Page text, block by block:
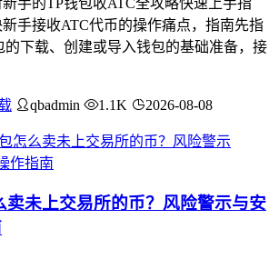
手接收ATC代币的操作痛点，指南先指
的下载、创建或导入钱包的基础准备，接
qbadmin 1.1K 2026-08-08
卖未上交易所的币？风险警示与安